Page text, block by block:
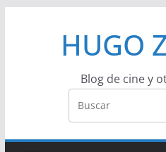
HUGO
Blog de cine y